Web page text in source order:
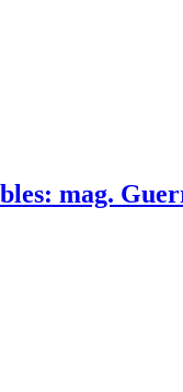
mag.